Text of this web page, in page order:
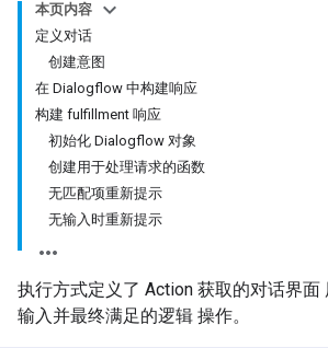
本页内容
定义对话
创建意图
在 Dialogflow 中构建响应
构建 fulfillment 响应
初始化 Dialogflow 对象
创建用于处理请求的函数
无匹配项重新提示
无输入时重新提示
执行方式定义了 Action 获取的对话界面
输入并最终满足的逻辑 操作。